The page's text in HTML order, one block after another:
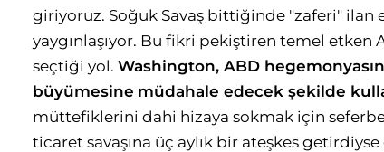
giriyoruz. Soğuk Savaş bittiğinde "zaferi"
yaygınlaşıyor. Bu fikri pekiştiren temel
seçtiği yol. Washington, ABD
büyümesine müdahale edecek şekilde
müttefiklerini dahi hizaya sokmak için
ticaret savaşına üç aylık bir ateşkes